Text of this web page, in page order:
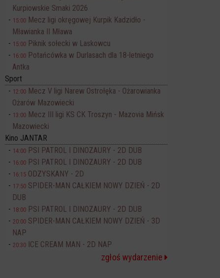
Kurpiowskie Smaki 2026
15:00 Mecz ligi okręgowej Kurpik Kadzidło -
Mławianka II Mława
15:00 Piknik sołecki w Laskowcu
16:00 Potańcówka w Durlasach dla 18-letniego
Antka
Sport
12:00 Mecz V ligi Narew Ostrołęka - Ożarowianka
Ożarów Mazowiecki
13:00 Mecz III ligi KS CK Troszyn - Mazovia Mińsk
Mazowiecki
Kino JANTAR
14:00 PSI PATROL I DINOZAURY - 2D DUB
16:00 PSI PATROL I DINOZAURY - 2D DUB
16:15 ODZYSKANY - 2D
17:50 SPIDER-MAN CAŁKIEM NOWY DZIEŃ - 2D
DUB
18:00 PSI PATROL I DINOZAURY - 2D DUB
20:00 SPIDER-MAN CAŁKIEM NOWY DZIEŃ - 3D
NAP
20:30 ICE CREAM MAN - 2D NAP
zgłoś wydarzenie